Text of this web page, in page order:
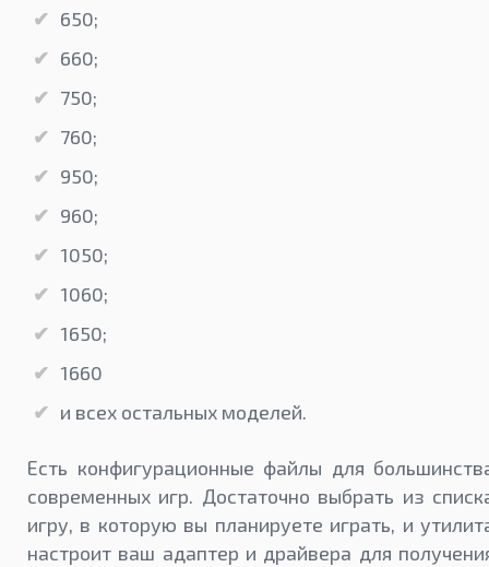
650;
660;
750;
760;
950;
960;
1050;
1060;
1650;
1660
и всех остальных моделей.
Есть конфигурационные файлы для
современных игр. Достаточно выбрать из
игру, в которую вы планируете играть, и
настроит ваш адаптер и драйвера для